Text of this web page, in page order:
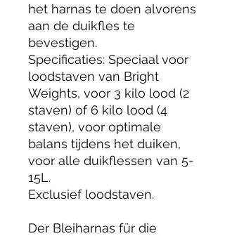
het harnas te doen alvorens
aan de duikfles te
bevestigen.
Specificaties: Speciaal voor
loodstaven van Bright
Weights, voor 3 kilo lood (2
staven) of 6 kilo lood (4
staven), voor optimale
balans tijdens het duiken,
voor alle duikflessen van 5-
15L.
Exclusief loodstaven.
Der Bleiharnas für die